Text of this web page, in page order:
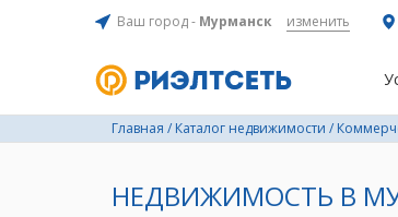
Ваш город - Мурманск изменить
Главная / Каталог недвижимости /
НЕДВИЖИМОСТЬ В